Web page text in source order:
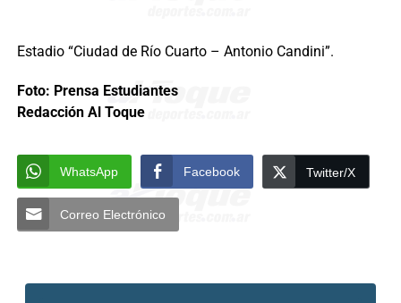
Estadio “Ciudad de Río Cuarto – Antonio Candini”.
Foto: Prensa Estudiantes
Redacción Al Toque
WhatsApp Facebook Twitter/X
Correo Electrónico